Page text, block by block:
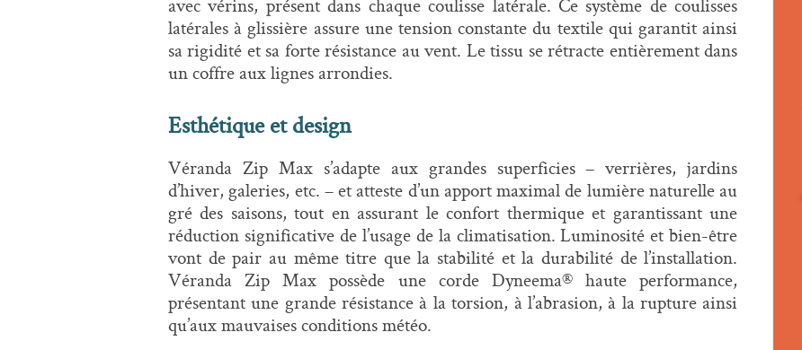
latérales à glissière assure une tension constante du textile qui garantit ainsi
sa rigidité et sa forte résistance au vent. Le tissu se rétracte entièrement dans
un coffre aux lignes arrondies.
Esthétique et design
Véranda Zip Max s’adapte aux grandes superficies – verrières, jardins
d’hiver, galeries, etc. – et atteste d’un apport maximal de lumière naturelle au
gré des saisons, tout en assurant le confort thermique et garantissant une
réduction significative de l’usage de la climatisation. Luminosité et bien-être
vont de pair au même titre que la stabilité et la durabilité de l’installation.
Véranda Zip Max possède une corde Dyneema® haute performance,
présentant une grande résistance à la torsion, à l’abrasion, à la rupture ainsi
qu’aux mauvaises conditions météo.